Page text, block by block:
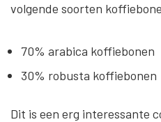
volgende soorten
70% arabica koffiebonen
30% robusta koffiebonen
Dit is een erg interessante